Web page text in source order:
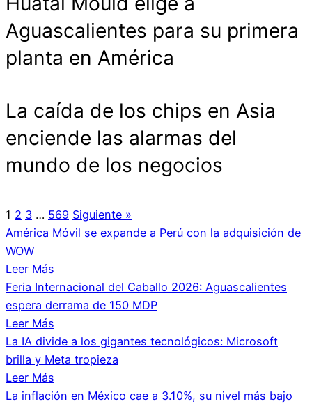
Aguascalientes para su primera
planta en América
La caída de los chips en Asia
enciende las alarmas del
mundo de los negocios
1 2 3 … 569 Siguiente »
América Móvil se expande a Perú con la adquisición de
WOW
Leer Más
Feria Internacional del Caballo 2026: Aguascalientes
espera derrama de 150 MDP
Leer Más
La IA divide a los gigantes tecnológicos: Microsoft
brilla y Meta tropieza
Leer Más
La inflación en México cae a 3.10%, su nivel más bajo